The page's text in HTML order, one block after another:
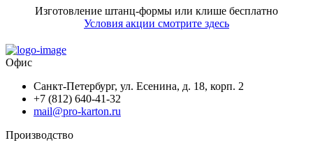
Изготовление штанц-формы или клише бесплатно
Условия акции смотрите здесь
Офис
Санкт-Петербург, ул. Есенина, д. 18, корп. 2
+7 (812) 640-41-32
mail@pro-karton.ru
Производство